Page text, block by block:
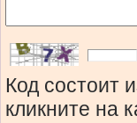
Код состоит
кликните на